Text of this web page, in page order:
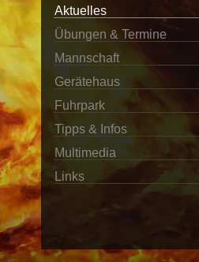
Aktuelles
Übungen & Termine
Mannschaft
Gerätehaus
Fuhrpark
Tipps & Infos
Multimedia
Links